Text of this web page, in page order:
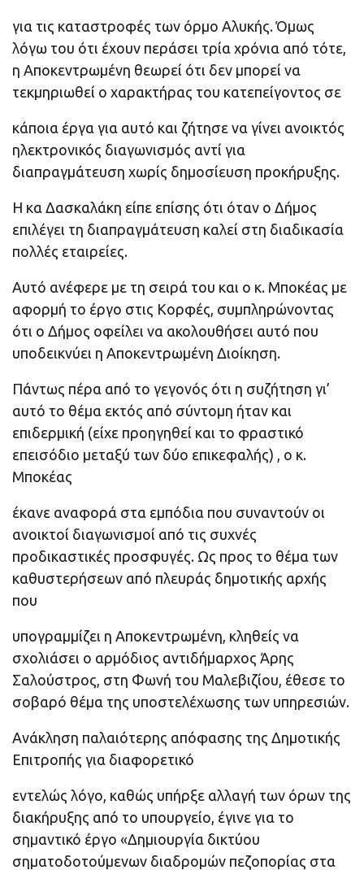
για τις καταστροφές των όρμο Αλυκής. Όμως
λόγω του ότι έχουν περάσει τρία χρόνια από τότε,
η Αποκεντρωμένη θεωρεί ότι δεν μπορεί να
τεκμηριωθεί ο χαρακτήρας του κατεπείγοντος σε
κάποια έργα για αυτό και ζήτησε να γίνει ανοικτός
ηλεκτρονικός διαγωνισμός αντί για
διαπραγμάτευση χωρίς δημοσίευση προκήρυξης.
Η κα Δασκαλάκη είπε επίσης ότι όταν ο Δήμος
επιλέγει τη διαπραγμάτευση καλεί στη διαδικασία
πολλές εταιρείες.
Αυτό ανέφερε με τη σειρά του και ο κ. Μποκέας με
αφορμή το έργο στις Κορφές, συμπληρώνοντας
ότι ο Δήμος οφείλει να ακολουθήσει αυτό που
υποδεικνύει η Αποκεντρωμένη Διοίκηση.
Πάντως πέρα από το γεγονός ότι η συζήτηση γι’
αυτό το θέμα εκτός από σύντομη ήταν και
επιδερμική (είχε προηγηθεί και το φραστικό
επεισόδιο μεταξύ των δύο επικεφαλής) , ο κ.
Μποκέας
έκανε αναφορά στα εμπόδια που συναντούν οι
ανοικτοί διαγωνισμοί από τις συχνές
προδικαστικές προσφυγές. Ως προς το θέμα των
καθυστερήσεων από πλευράς δημοτικής αρχής
που
υπογραμμίζει η Αποκεντρωμένη, κληθείς να
σχολιάσει ο αρμόδιος αντιδήμαρχος Άρης
Σαλούστρος, στη Φωνή του Μαλεβιζίου, έθεσε το
σοβαρό θέμα της υποστελέχωσης των υπηρεσιών.
Ανάκληση παλαιότερης απόφασης της Δημοτικής
Επιτροπής για διαφορετικό
εντελώς λόγο, καθώς υπήρξε αλλαγή των όρων της
διακήρυξης από το υπουργείο, έγινε για το
σημαντικό έργο «Δημιουργία δικτύου
σηματοδοτούμενων διαδρομών πεζοπορίας στα